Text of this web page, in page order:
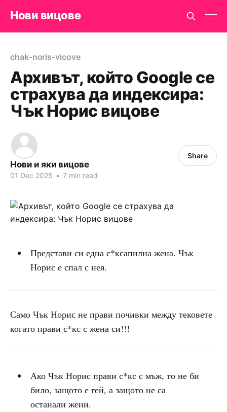
Нови вицове
chak-noris-vicove
Архивът, който Google се
страхува да индексира:
Чък Норис вицове
Нови и яки вицове
01 Dec 2025 • 7 min read
Share
Представи си една с*ксапилна жена. Чък
Норис е спал с нея.
Само Чък Норис не прави почивки между тековете
когато прави с*кс с жена си!!!
Ако Чък Норис прави с*кс с мъж, то не би
било, защото е гей, а защото не са
останали жени.